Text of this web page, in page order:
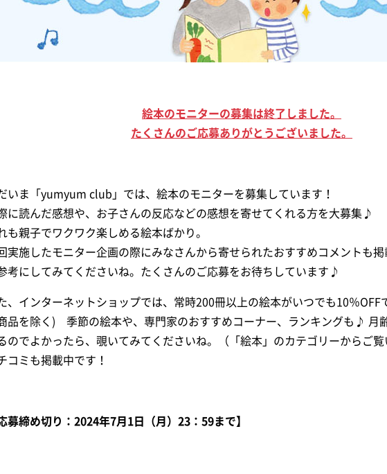
絵本のモニターの募集は終了しました。
たくさんのご応募ありがとうございました。
いま「yumyum club」では、絵本のモニターを募集しています！
に読んだ感想や、お子さんの反応などの感想を寄せてくれる方を大募集♪
も親子でワクワク楽しめる絵本ばかり。
実施したモニター企画の際にみなさんから寄せられたおすすめコメントも
考にしてみてくださいね。たくさんのご応募をお待ちしています♪
、インターネットショップでは、常時200冊以上の絵本がいつでも10％
品を除く) 季節の絵本や、専門家のおすすめコーナー、ランキングも♪ 月
のでよかったら、覗いてみてくださいね。
（「絵本」のカテゴリーからご覧
コミも掲載中です！
募締め切り：2024年7月1日（月）23：59まで】